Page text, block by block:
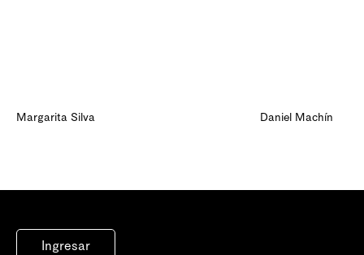
Margarita Silva Daniel Machín
Ingresar